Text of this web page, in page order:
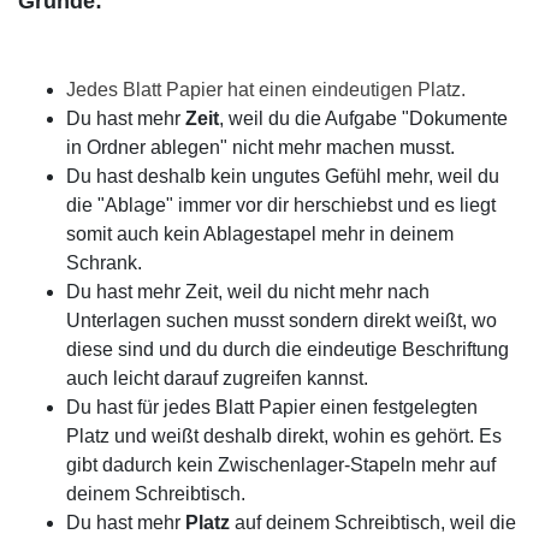
Jedes Blatt Papier hat einen eindeutigen Platz.
Du hast mehr Zeit, weil du die Aufgabe "Dokumente
in Ordner ablegen" nicht mehr machen musst.
Du hast deshalb kein ungutes Gefühl mehr, weil du
die "Ablage" immer vor dir herschiebst und es liegt
somit auch kein Ablagestapel mehr in deinem
Schrank.
Du hast mehr Zeit, weil du nicht mehr nach
Unterlagen suchen musst sondern direkt weißt, wo
diese sind und du durch die eindeutige Beschriftung
auch leicht darauf zugreifen kannst.
Du hast für jedes Blatt Papier einen festgelegten
Platz und weißt deshalb direkt, wohin es gehört. Es
gibt dadurch kein Zwischenlager-Stapeln mehr auf
deinem Schreibtisch.
Du hast mehr Platz auf deinem Schreibtisch, weil die